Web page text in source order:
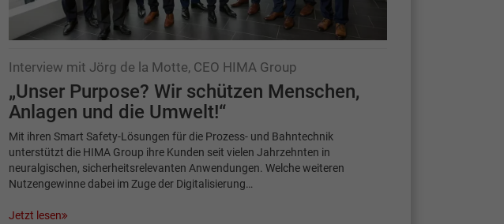
Interview mit Jörg de la Motte, CEO HIMA Group
„Unser Purpose? Wir schützen Menschen,
Anlagen und die Umwelt!“
Mit ihren Smart Safety-Lösungen für die Prozess- und Bahntechnik
unterstützt die HIMA Group ihre Kunden seit vielen Jahrzehnten in
neuralgischen, sicherheitsrelevanten Anwendungen. Welche weiteren
Nutzengewinne dabei im Zuge der Digitalisierung…
Jetzt lesen